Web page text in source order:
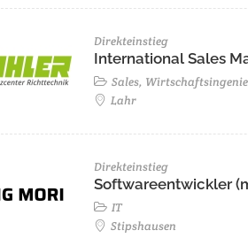
Direkteinstieg
International Sales
Sales,
Lahr
Direkteinstieg
Softwareentwickler
IT
Stipshausen